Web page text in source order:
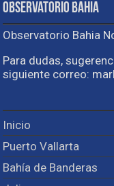
Observatorio Bahia
Observatorio Bahia
Para dudas,
siguiente correo:
Inicio
Puerto Vallarta
Bahía de Banderas